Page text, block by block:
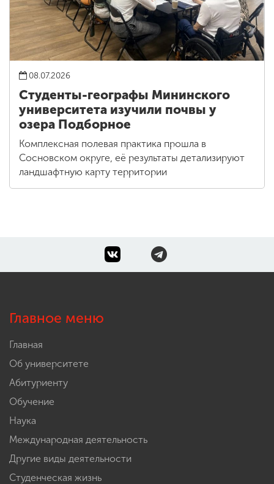
08.07.2026
Студенты-географы Мининского
университета изучили почвы у
озера Подборное
Комплексная полевая практика прошла в
Сосновском округе, её результаты детализируют
ландшафтную карту территории
Главное меню
Главная
Об университете
Абитуриенту
Обучение
Наука
Международная деятельность
Другие виды деятельности
Студенческая жизнь